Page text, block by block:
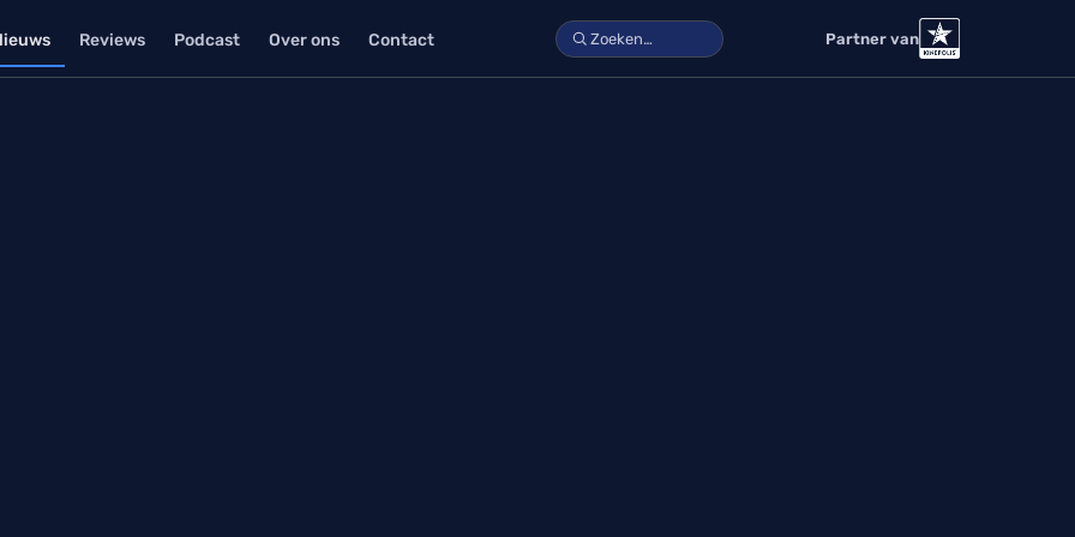
Reviews Podcast Over ons Contact Partner van